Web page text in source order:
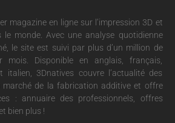
magazine en ligne sur l’impression 3D et
le monde. Avec une analyse quotidienne
le site est suivi par plus d’un million de
mois. Disponible en anglais, français,
italien, 3Dnatives couvre l’actualité des
marché de la fabrication additive et offre
: annuaire des professionnels, offres
bien plus !